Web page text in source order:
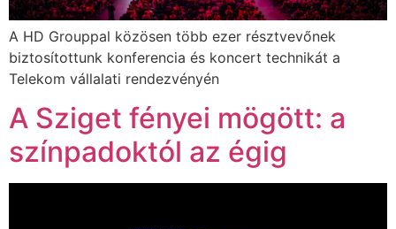
A HD Grouppal közösen több ezer résztvevőnek
biztosítottunk konferencia és koncert technikát a
Telekom vállalati rendezvényén
A Sziget fényei mögött: a
színpadoktól az égig